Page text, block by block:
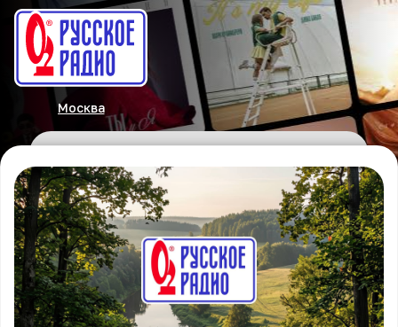
Москва